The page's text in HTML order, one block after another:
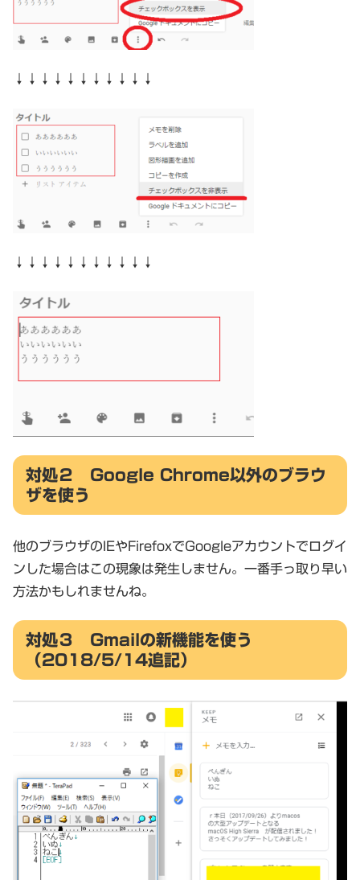
↓↓↓↓↓↓↓↓↓↓↓
↓↓↓↓↓↓↓↓↓↓↓
対処２ Google Chrome以外のブラウ
ザを使う
他のブラウザのIEやFirefoxでGoogleアカウントでログイ
ンした場合はこの現象は発生しません。一番手っ取り早い
方法かもしれませんね。
対処３ Gmailの新機能を使う
（2018/5/14追記）